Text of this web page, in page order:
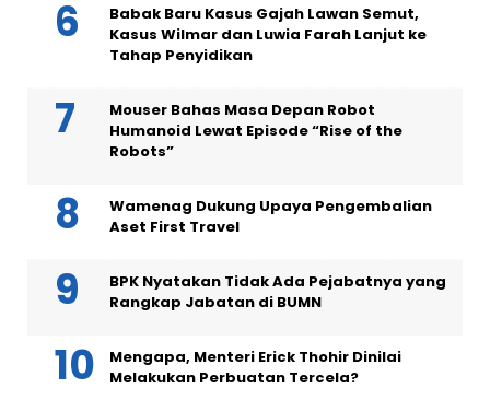
Babak Baru Kasus Gajah Lawan Semut,
Kasus Wilmar dan Luwia Farah Lanjut ke
Tahap Penyidikan
Mouser Bahas Masa Depan Robot
Humanoid Lewat Episode “Rise of the
Robots”
Wamenag Dukung Upaya Pengembalian
Aset First Travel
BPK Nyatakan Tidak Ada Pejabatnya yang
Rangkap Jabatan di BUMN
Mengapa, Menteri Erick Thohir Dinilai
Melakukan Perbuatan Tercela?